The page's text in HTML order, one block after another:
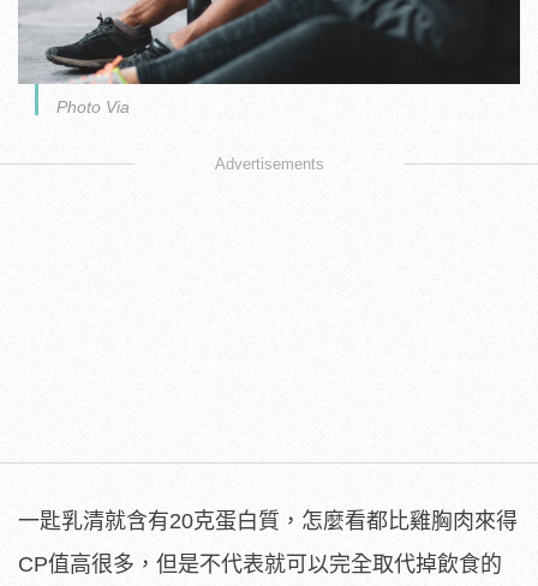
Photo Via
Advertisements
一匙乳清就含有20克蛋白質，怎麼看都比雞胸肉來得
CP值高很多，但是不代表就可以完全取代掉飲食的